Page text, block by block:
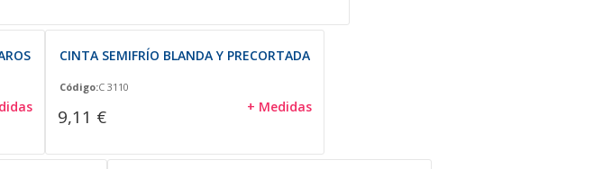
CINTA SEMIFRÍO BLANDA Y PRECORTADA
Código:C 3110
9,11 € + Medidas